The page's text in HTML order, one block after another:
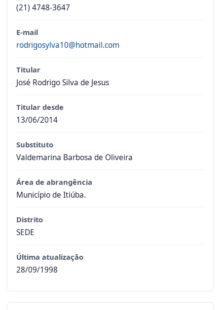
(21) 4748-3647
E-mail
rodrigosylva10@hotmail.com
Titular
José Rodrigo Silva de Jesus
Titular desde
13/06/2014
Substituto
Valdemarina Barbosa de Oliveira
Área de abrangência
Município de Itiúba.
Distrito
SEDE
Última atualização
28/09/1998